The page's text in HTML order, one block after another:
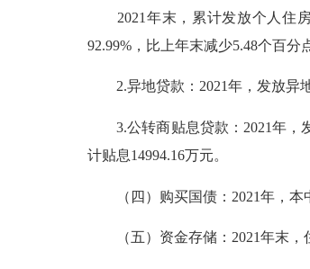
2021年末，累计发放个人住房
92.99%，比上年末减少5.48个百
2.异地贷款：2021年，发放异地
3.公转商贴息贷款：2021年，发
计贴息14994.16万元。
（四）购买国债：2021年，本
（五）资金存储：2021年末，住